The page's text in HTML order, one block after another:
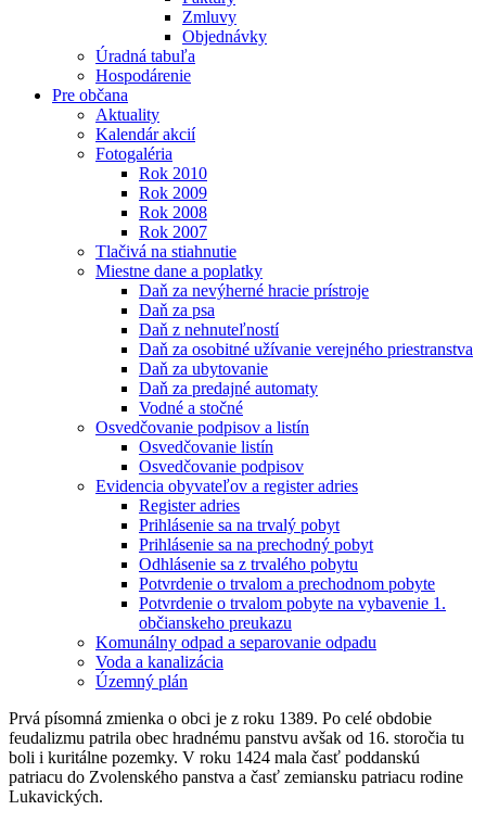
Zmluvy
Objednávky
Úradná tabuľa
Hospodárenie
Pre občana
Aktuality
Kalendár akcií
Fotogaléria
Rok 2010
Rok 2009
Rok 2008
Rok 2007
Tlačivá na stiahnutie
Miestne dane a poplatky
Daň za nevýherné hracie prístroje
Daň za psa
Daň z nehnuteľností
Daň za osobitné užívanie verejného priestranstva
Daň za ubytovanie
Daň za predajné automaty
Vodné a stočné
Osvedčovanie podpisov a listín
Osvedčovanie listín
Osvedčovanie podpisov
Evidencia obyvateľov a register adries
Register adries
Prihlásenie sa na trvalý pobyt
Prihlásenie sa na prechodný pobyt
Odhlásenie sa z trvalého pobytu
Potvrdenie o trvalom a prechodnom pobyte
Potvrdenie o trvalom pobyte na vybavenie 1.
občianskeho preukazu
Komunálny odpad a separovanie odpadu
Voda a kanalizácia
Územný plán
Prvá písomná zmienka o obci je z roku 1389. Po celé obdobie
feudalizmu patrila obec hradnému panstvu avšak od 16. storočia tu
boli i kuritálne pozemky. V roku 1424 mala časť poddanskú
patriacu do Zvolenského panstva a časť zemiansku patriacu rodine
Lukavických.